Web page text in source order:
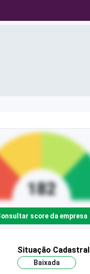
score da empresa
Situação Cadastral
Baixada